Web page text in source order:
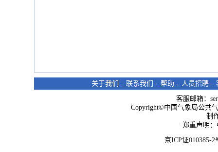
关于我们 - 联系我们 - 帮助 - 人员招聘 -
客服邮箱：
Copyright©中国气象局公共
制
郑重声明
京ICP证010385-2